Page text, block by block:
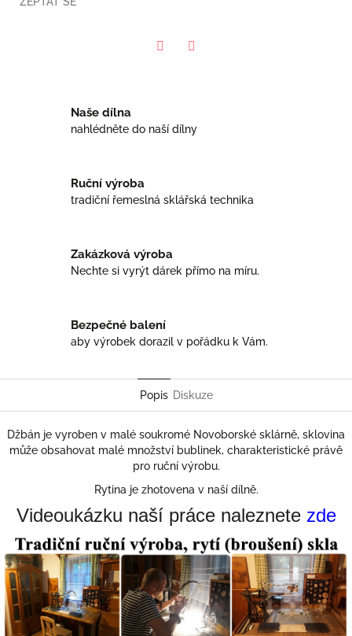
Naše dílna
nahlédněte do naší dílny
Ruční výroba
tradiční řemeslná sklářská technika
Zakázková výroba
Nechte si vyrýt dárek přímo na míru.
Bezpečné balení
aby výrobek dorazil v pořádku k Vám.
Popis Diskuze
Džbán je vyroben v malé soukromé Novoborské sklárně, sklovina
může obsahovat malé množství bublinek, charakteristické právě
pro ruční výrobu.
Rytina je zhotovena v naší dílně.
Videoukázku naší práce naleznete zde